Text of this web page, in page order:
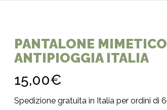
PANTALONE MIMETICO
ANTIPIOGGIA ITALIA
15,00€
Spedizione gratuita in Italia per ordini di